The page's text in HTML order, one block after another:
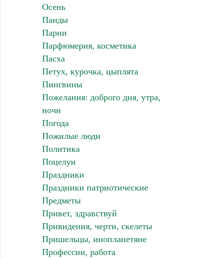
Осень
Панды
Парни
Парфюмерия, косметика
Пасха
Петух, курочка, цыплята
Пингвины
Пожелания: доброго дня, утра,
ночи
Погода
Пожилые люди
Политика
Поцелуи
Праздники
Праздники патриотические
Предметы
Привет, здравствуй
Привидения, черти, скелеты
Пришельцы, инопланетяне
Профессии, работа